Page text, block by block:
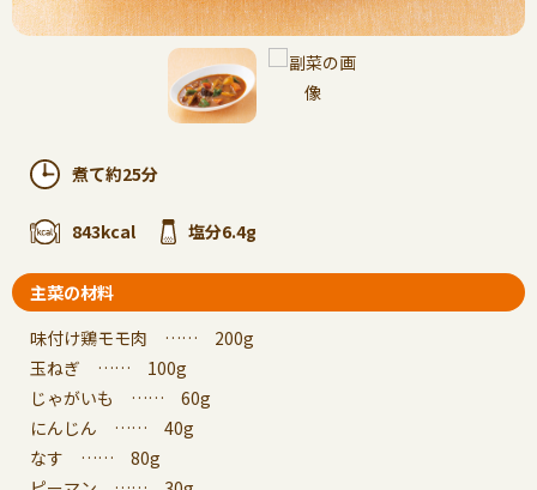
煮て約25分
843kcal 塩分6.4g
主菜の材料
味付け鶏モモ肉 …… 200g
玉ねぎ …… 100g
じゃがいも …… 60g
にんじん …… 40g
なす …… 80g